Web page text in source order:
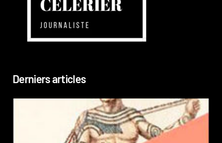
Derniers articles